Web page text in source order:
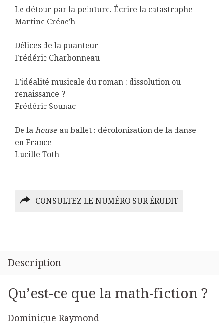
Le détour par la peinture. Écrire la catastrophe
Martine Créac’h
Délices de la puanteur
Frédéric Charbonneau
L’idéalité musicale du roman : dissolution ou
renaissance ?
Frédéric Sounac
De la houseau ballet : décolonisation de la danse
en France
Lucille Toth
CONSULTEZ LE NUMÉRO SUR ÉRUDIT
Description
Qu’est-ce que la math-fiction ?
Dominique Raymond